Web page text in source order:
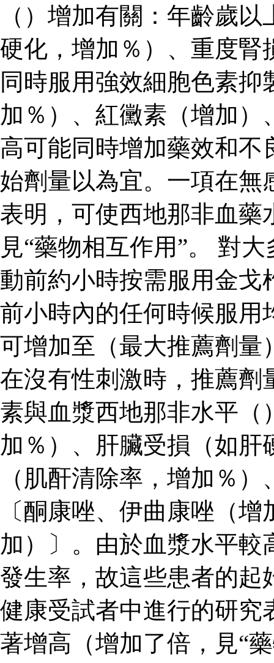
（）增加有關：年齡歲
硬化，增加％）、重度腎
同時服用強效細胞色素
加％）、紅黴素（增加
高可能同時增加藥效和不
始劑量以為宜。一項在無
表明，可使西地那非血藥
見“藥物相互作用”。 對
動前約小時按需服用金戈
前小時內的任何時候服用
可增加至（最大推薦劑量
在沒有性刺激時，推薦劑
素與血漿西地那非水平（
加％）、肝臟受損（如
（肌酐清除率，增加％
〔酮康唑、伊曲康唑（
加）〕。由於血漿水平
發生率，故這些患者的起
健康受試者中進行的研究
著增高（增加了倍，見“